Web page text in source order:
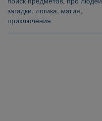
загадки, логика, магия,
приключения